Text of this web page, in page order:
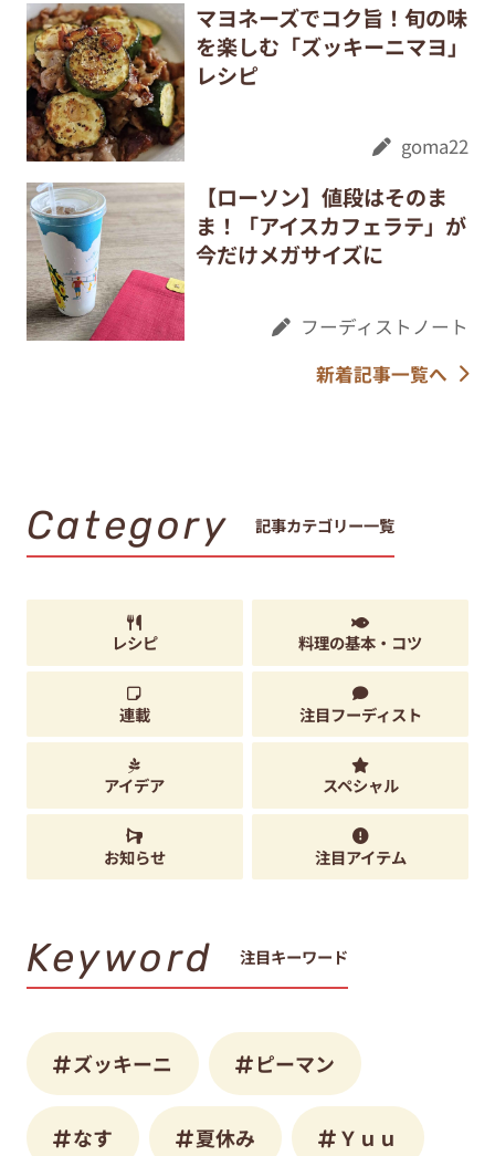
マヨネーズでコク旨！旬の味
を楽しむ「ズッキーニマヨ」
レシピ
goma22
【ローソン】値段はそのま
ま！「アイスカフェラテ」が
今だけメガサイズに
フーディストノート
新着記事一覧へ
Category 記事カテゴリー一覧
レシピ 料理の基本・コツ
連載 注目フーディスト
アイデア スペシャル
お知らせ 注目アイテム
Keyword 注目キーワード
ズッキーニ ピーマン
なす 夏休み Ｙｕｕ